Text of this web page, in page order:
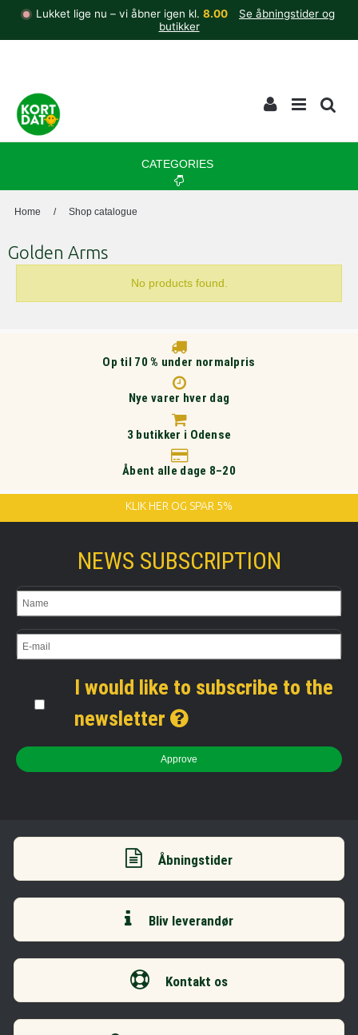
Lukket lige nu – vi åbner igen kl. 8.00
Se åbningstider og
butikker
CATEGORIES
Home / Shop catalogue
Golden Arms
No products found.
Op til 70 % under normalpris
Nye varer hver dag
3 butikker i Odense
Åbent alle dage 8–20
KLIK HER OG SPAR 5%
NEWS SUBSCRIPTION
I would like to subscribe to the
newsletter
Approve
Åbningstider
Bliv leverandør
Kontakt os